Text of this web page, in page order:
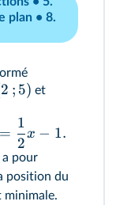
plan • 8.
2 ; 5) et
=
2
1
x − 1.
a pour
position du
minimale.